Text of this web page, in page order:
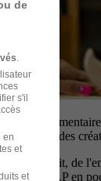
et
4 du total des
un produit, de
un CAP en
de
s'il
en
et
et